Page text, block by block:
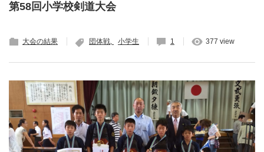
第58回小学校剣道大会
大会の結果 団体戦 小学生 1 377 view